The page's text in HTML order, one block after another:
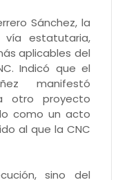
Sánchez, la
estatutaria,
aplicables del
Indicó que el
manifestó
otro proyecto
como un acto
al que la CNC
sino del